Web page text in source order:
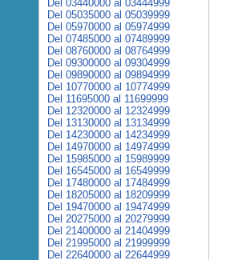
Del 03440000 al 03444999
Del 05035000 al 05039999
Del 05970000 al 05974999
Del 07485000 al 07489999
Del 08760000 al 08764999
Del 09300000 al 09304999
Del 09890000 al 09894999
Del 10770000 al 10774999
Del 11695000 al 11699999
Del 12320000 al 12324999
Del 13130000 al 13134999
Del 14230000 al 14234999
Del 14970000 al 14974999
Del 15985000 al 15989999
Del 16545000 al 16549999
Del 17480000 al 17484999
Del 18205000 al 18209999
Del 19470000 al 19474999
Del 20275000 al 20279999
Del 21400000 al 21404999
Del 21995000 al 21999999
Del 22640000 al 22644999